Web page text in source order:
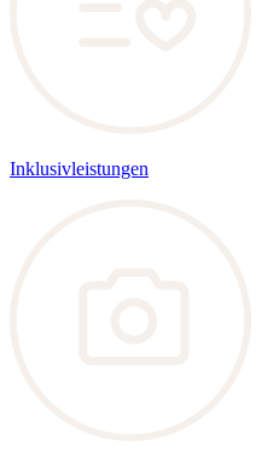
Inklusivleistungen